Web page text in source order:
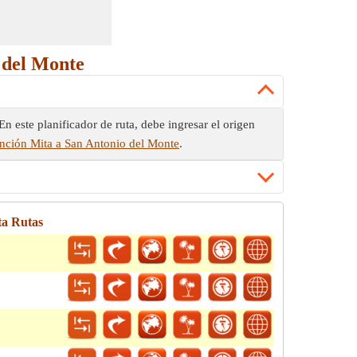
Monte
este planificador de ruta, debe ingresar el origen
Mita a San Antonio del Monte.
Rutas